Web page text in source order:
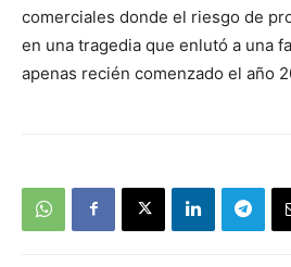
comerciales donde el riesgo de
en una tragedia que enlutó a una
apenas recién comenzado el año